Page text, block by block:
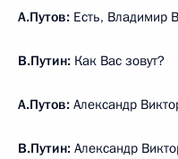
А.Путов: Есть, Владимир
В.Путин: Как Вас зовут?
А.Путов: Александр
В.Путин: Александр